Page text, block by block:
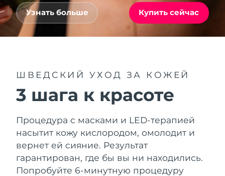
Узнать больше Купить сейчас
ШВЕДСКИЙ УХОД ЗА КОЖЕЙ
3 шага к красоте
Процедура с масками и LED-терапией
насытит кожу кислородом, омолодит и
вернет ей сияние. Результат
гарантирован, где бы вы ни находились.
Попробуйте 6-минутную процедуру
For healthy hair
18% PAP
Косметика Для мужчин
Купить
FOREO APP
ПОДРОБНЕЕ
Гибралтар
Ожидаемая дата доставки
13.08.2026
Ожидаемая дата доставки
Гонконг (САР)
10.08.2026
Венгрия
Ожидаемая дата доставки
Исландия
Ожидаемая дата доставки
10.08.2026
Индонезия
Ожидаемая дата доставки